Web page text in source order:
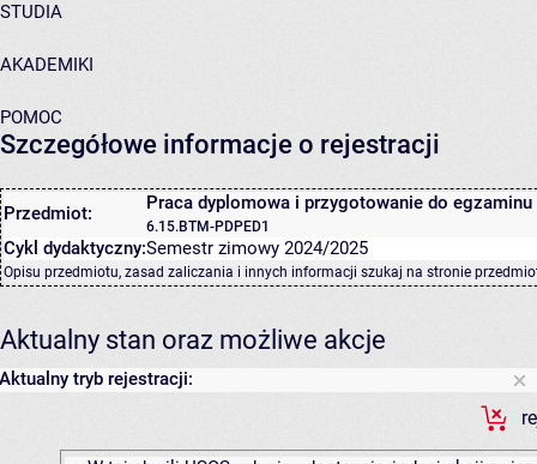
STUDIA
AKADEMIKI
POMOC
Szczegółowe informacje o rejestracji
Przedmiot: Praca dyplomowa i przygotowanie do
6.15.BTM-PDPED1
Cykl dydaktyczny:Semestr zimowy 2024/2025
Opisu przedmiotu, zasad zaliczania i innych informacji szukaj na stronie
Aktualny stan oraz możliwe akcje
Aktualny tryb rejestracji: